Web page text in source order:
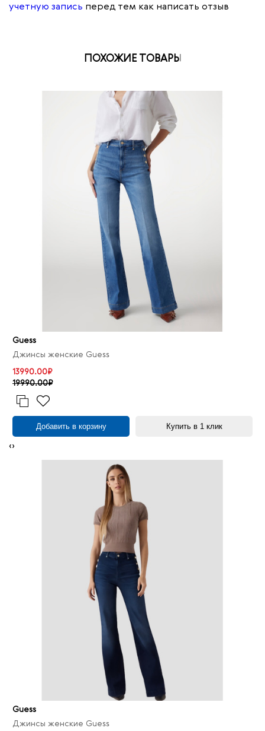
учетную запись перед тем как написать отзыв
ПОХОЖИЕ ТОВАРЫ
Guess
Джинсы женские Guess
13990.00₽
19990.00₽
Добавить в корзину Купить в 1 клик
‹›
Guess
Джинсы женские Guess